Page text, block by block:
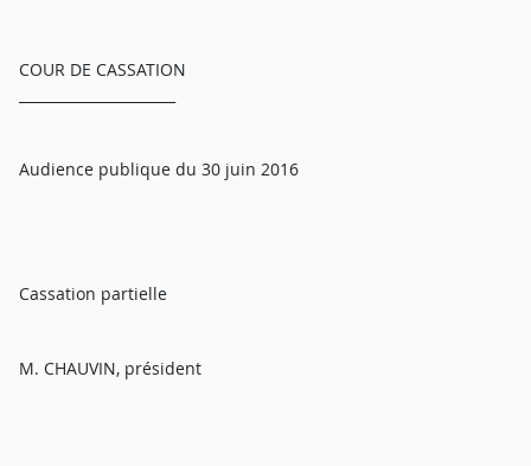
COUR DE CASSATION
Audience publique du 30 juin 2016
Cassation partielle
M. CHAUVIN, président